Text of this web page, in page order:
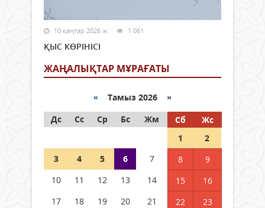
10 қаңтар 2026 ж. 1 061
ҚЫС КӨРІНІСІ
ЖАҢАЛЫҚТАР МҰРАҒАТЫ
« Тамыз 2026 »
Дс
Сс Ср Бс Жм Сб
Жс
1
2
3
4 5 6 7 8
9
10
11 12 13 14 15
16
17
18 19 20 21 22
23